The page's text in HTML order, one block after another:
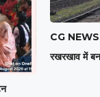
CG
रखरखाव में